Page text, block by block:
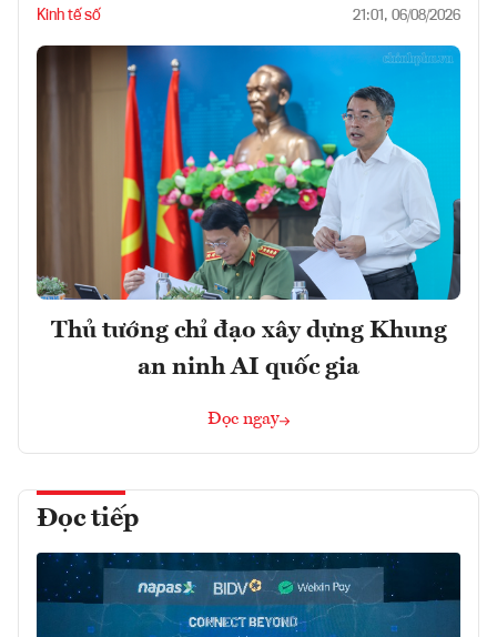
Kinh tế số 21:01, 06/08/2026
Thủ tướng chỉ đạo xây dựng Khung
an ninh AI quốc gia
Đọc ngay
Đọc tiếp